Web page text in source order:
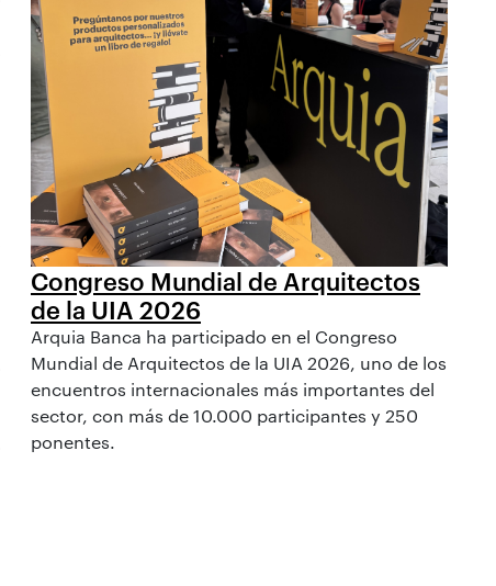
Congreso Mundial de Arquitectos
de la UIA 2026
Arquia Banca ha participado en el Congreso
Mundial de Arquitectos de la UIA 2026, uno de los
encuentros internacionales más importantes del
sector, con más de 10.000 participantes y 250
ponentes.